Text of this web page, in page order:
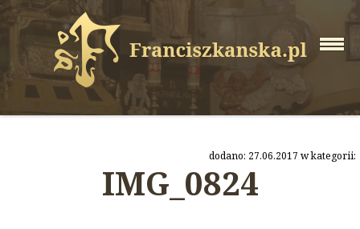
dodano: 27.06.2017 w kategorii:
IMG_0824